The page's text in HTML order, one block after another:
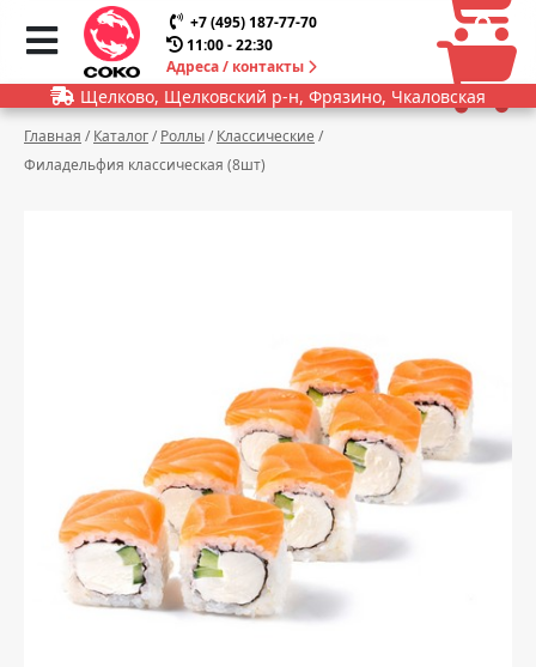
+7 (495) 187-77-70
11:00 - 22:30
Адреса / контакты
0
0
Щелково, Щелковский р-н, Фрязино, Чкаловская
Главная / Каталог/ Роллы/ Классические /
Филадельфия классическая (8шт)